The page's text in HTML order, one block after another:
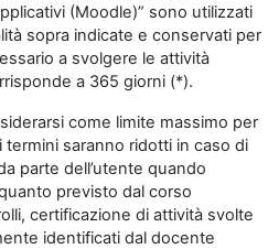
(Moodle)” sono utilizzati
sopra indicate e conservati per
a svolgere le attività
a 365 giorni (*).
come limite massimo per
saranno ridotti in caso di
parte dell’utente quando
previsto dal corso
certificazione di attività svolte
identificati dal docente